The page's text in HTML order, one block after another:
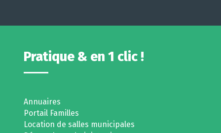
Pratique & en 1 clic !
Annuaires
Portail Familles
Location de salles municipales